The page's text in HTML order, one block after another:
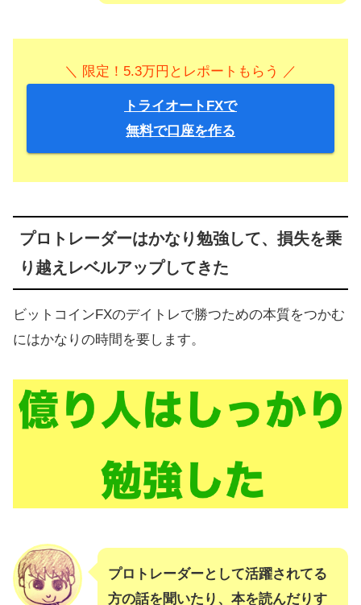
＼ 限定！5.3万円とレポートもらう ／
トライオートFXで
無料で口座を作る
プロトレーダーはかなり勉強して、損失を乗
り越えレベルアップしてきた
ビットコインFXのデイトレで勝つための本質をつかむ
にはかなりの時間を要します。
プロトレーダーとして活躍されてる
方の話を聞いたり、本を読んだりす